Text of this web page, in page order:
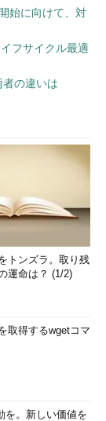
始に向けて、対
フサイクル最適
者の違いは
トンズラ。取り残
運命は？ (1/2)
取得するwgetコマ
を。新しい価値を